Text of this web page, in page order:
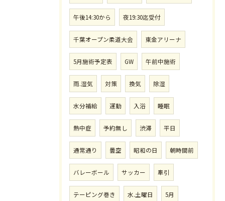
午後14:30から 夜19:30迄受付
千葉オープン柔道大会 東金アリーナ
5月施術予定表 GW 午前中施術
雨.湿気 対策 換気 除湿
水分補給 運動 入浴 睡眠
熱中症 予約無し 渋滞 平日
通常通り 曇空 昭和の日 朝時間前
バレーボール サッカー 牽引
テーピング巻き 水.土曜日 5月